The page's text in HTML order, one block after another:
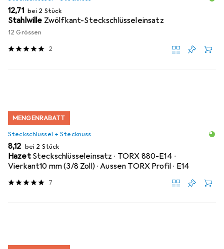
EUR
12,71 bei 2 Stück
Stahlwille Zwölfkant-Steckschlüsseleinsatz
12 Grössen
2
MENGENRABATT
Steckschlüssel + Stecknuss
EUR
8,12 bei 2 Stück
Hazet Steckschlüsseleinsatz ∙ TORX 880-E14 ∙
Vierkant10 mm (3/8 Zoll) ∙ Aussen TORX Profil ∙ E14
7